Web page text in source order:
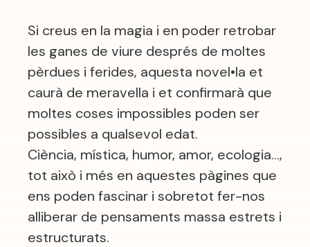
Si creus en la magia i en poder retrobar
les ganes de viure després de moltes
pèrdues i ferides, aquesta novel•la et
caurà de meravella i et confirmarà que
moltes coses impossibles poden ser
possibles a qualsevol edat.
Ciència, mística, humor, amor, ecologia…,
tot això i més en aquestes pàgines que
ens poden fascinar i sobretot fer-nos
alliberar de pensaments massa estrets i
estructurats.